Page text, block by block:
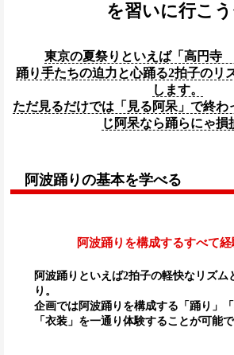
を習いに行こ
東京の夏祭りといえば「高円寺
踊り手たちの迫力と心踊る2拍子のリ
します。
ただ見るだけでは「見る阿呆」で終わ
じ阿呆なら踊らにゃ損
阿波踊りの基本を学べる
阿波踊りを構成するすべて経
阿波踊りといえば2拍子の軽快なリズム
り。
企画では阿波踊りを構成する「踊り」「
「衣装」を一通り体験することが可能で